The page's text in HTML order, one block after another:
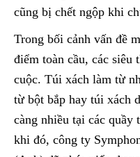
cũng bị chết ngộp khi
Trong bối cảnh vấn đề
điểm toàn cầu, các siêu
cuộc. Túi xách làm từ
từ bột bắp hay túi xách
càng nhiều tại các
khi đó, công ty